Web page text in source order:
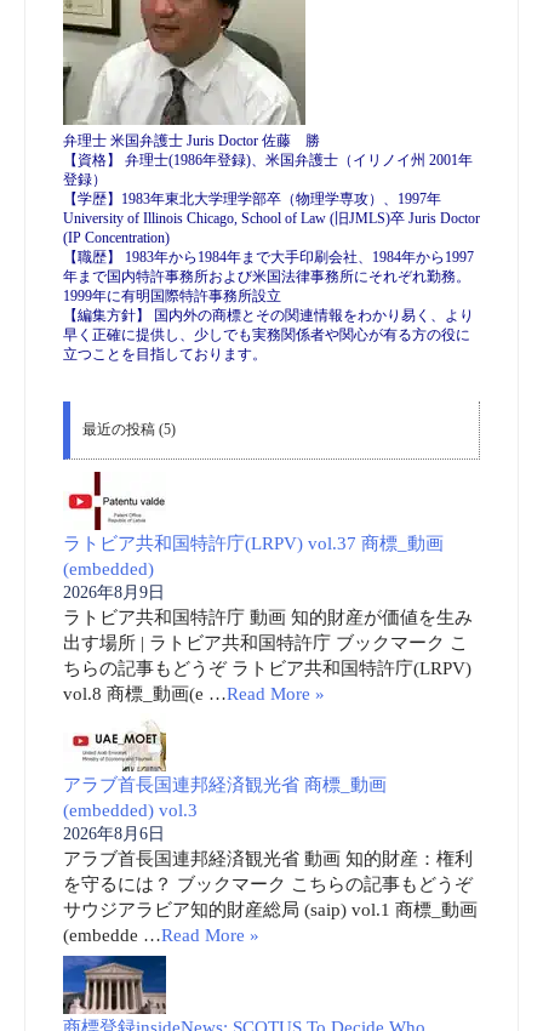
弁理士 米国弁護士 Juris Doctor 佐藤 勝
【資格】 弁理士(1986年登録)、米国弁護士（イリノイ州 2001年
登録）
【学歴】1983年東北大学理学部卒（物理学専攻）、1997年
University of Illinois Chicago, School of Law (旧JMLS)卒 Juris Doctor
(IP Concentration)
【職歴】 1983年から1984年まで大手印刷会社、1984年から1997
年まで国内特許事務所および米国法律事務所にそれぞれ勤務。
1999年に有明国際特許事務所設立
【編集方針】 国内外の商標とその関連情報をわかり易く、より
早く正確に提供し、少しでも実務関係者や関心が有る方の役に
立つことを目指しております。
最近の投稿 (5)
ラトビア共和国特許庁(LRPV) vol.37 商標_動画
(embedded)
2026年8月9日
ラトビア共和国特許庁 動画 知的財産が価値を生み
出す場所 | ラトビア共和国特許庁 ブックマーク こ
ちらの記事もどうぞ ラトビア共和国特許庁(LRPV)
vol.8 商標_動画(e …Read More »
アラブ首長国連邦経済観光省 商標_動画
(embedded) vol.3
2026年8月6日
アラブ首長国連邦経済観光省 動画 知的財産：権利
を守るには？ ブックマーク こちらの記事もどうぞ
サウジアラビア知的財産総局 (saip) vol.1 商標_動画
(embedde …Read More »